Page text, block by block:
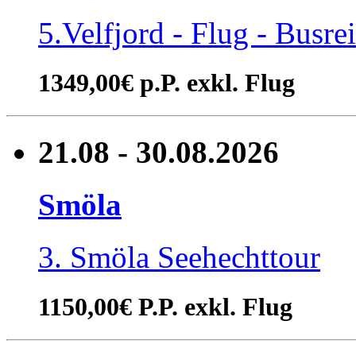
5.Velfjord - Flug -
1349,00€ p.P. exkl. Flug
21.08 - 30.08.2026
Smöla
3. Smöla Seehechttour
1150,00€ P.P. exkl. Flug